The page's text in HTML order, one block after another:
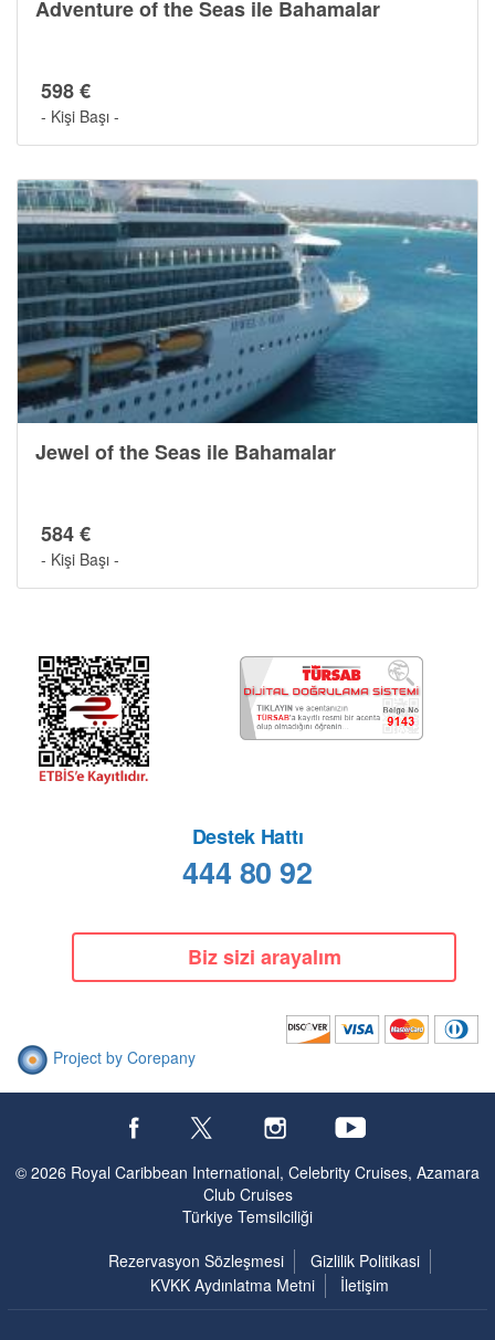
Adventure of the Seas ile Bahamalar
598 €
- Kişi Başı -
Jewel of the Seas ile Bahamalar
584 €
- Kişi Başı -
Destek Hattı
444 80 92
Biz sizi arayalım
Project by Corepany
© 2026 Royal Caribbean International, Celebrity Cruises, Azamara
Club Cruises
Türkiye Temsilciliği
Rezervasyon Sözleşmesi
Gizlilik Politikasi
KVKK Aydınlatma Metni
İletişim